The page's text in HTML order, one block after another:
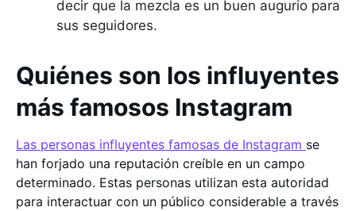
decir que la mezcla es un buen augurio para
sus seguidores.
Quiénes son los influyentes
más famosos Instagram
Las personas influyentes famosas de Instagram se
han forjado una reputación creíble en un campo
determinado. Estas personas utilizan esta autoridad
para interactuar con un público considerable a través